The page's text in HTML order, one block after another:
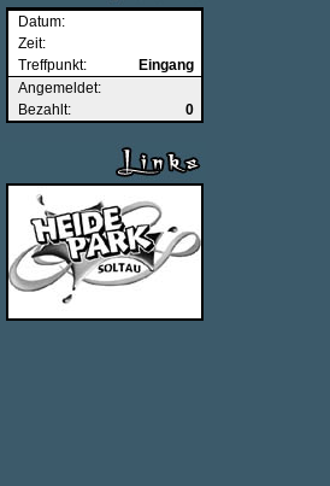
Datum:
Zeit:
Treffpunkt:
Eingang
Angemeldet:
Bezahlt:
0